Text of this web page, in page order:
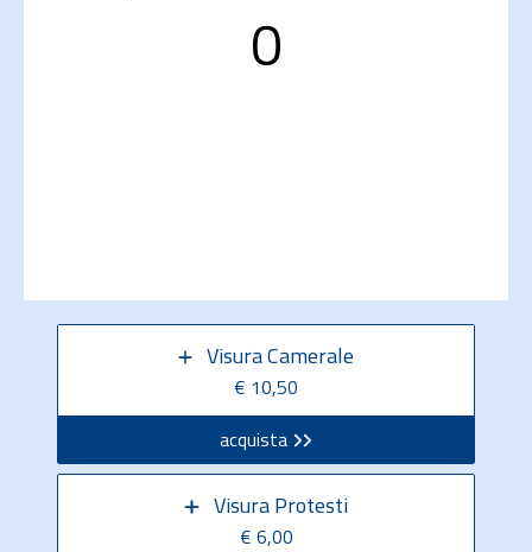
0
Visura Camerale
€ 10,50
acquista
Visura Protesti
€ 6,00